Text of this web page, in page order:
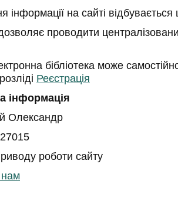
інформації на сайті
проводити
бібліотека може
Реєстрація
інформація
Олександр
роботи сайту
нам